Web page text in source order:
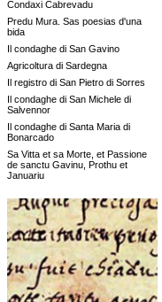
Condaxi Cabrevadu
Predu Mura. Sas poesias d'una
bida
Il condaghe di San Gavino
Agricoltura di Sardegna
Il registro di San Pietro di Sorres
Il condaghe di San Michele di
Salvennor
Il condaghe di Santa Maria di
Bonarcado
Sa Vitta et sa Morte, et Passione
de sanctu Gavinu, Prothu et
Januariu